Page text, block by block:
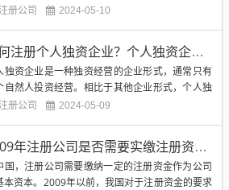
些特殊的要求。在这篇文章中，我们将会详细介
程并不复杂，但是需要注意的是，注册的企业类
须符合相关法律法规的...
注册公司 2024-05-10
如何注册个人独资企业？个人独资企业营业执照注册资金及要求详解
独资企业是一种独资经营的企业形式，通常只有
自然人投资经营。相比于其他企业形式，个人独
业注册流程相对简单，但也需要遵守相关法规和
注册资金是至关重要的。（图片来源网络，侵
个人独资企业注册资金是...
注册公司 2024-05-09
2009年注册公司是否需要实缴注册资金？2006年注册公司资金是否需要全部到账？
国，注册公司需要缴纳一定的注册资金作为公司
本资本。2009年以前，我国对于注册资金的要求